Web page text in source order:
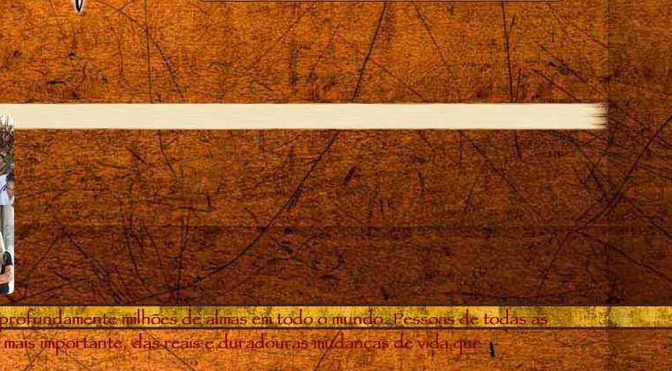
milhões de almas em todo o mundo. Pessoas de todas as
importante, das reais e duradouras mudanças de vida que